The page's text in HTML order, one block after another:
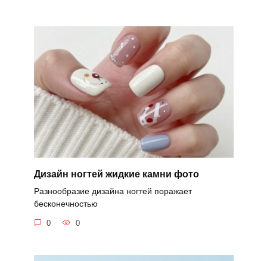
Дизайн ногтей жидкие камни фото
Разнообразие дизайна ногтей поражает
бесконечностью
0 0